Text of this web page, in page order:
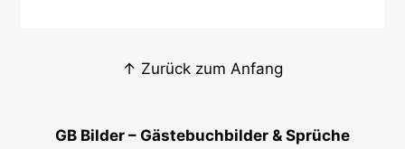
↑ Zurück zum Anfang
GB Bilder – Gästebuchbilder & Sprüche